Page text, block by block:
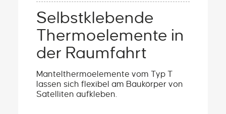
Selbstklebende
Thermoelemente in
der Raumfahrt
Mantelthermoelemente vom Typ T
lassen sich flexibel am Baukörper von
Satelliten aufkleben.